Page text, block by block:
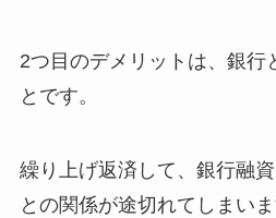
2つ目のデメリットは、銀行
とです。
繰り上げ返済して、銀行融
との関係が途切れてしまいま